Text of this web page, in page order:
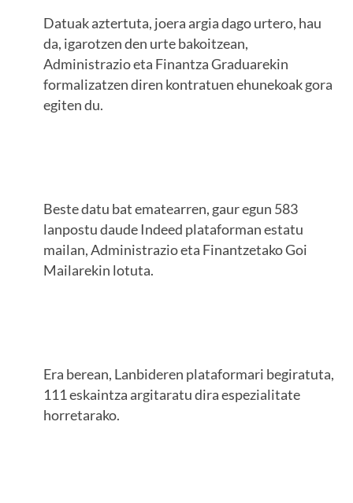
Datuak aztertuta, joera argia dago urtero, hau
da, igarotzen den urte bakoitzean,
Administrazio eta Finantza Graduarekin
formalizatzen diren kontratuen ehunekoak gora
egiten du.
Beste datu bat ematearren, gaur egun 583
lanpostu daude Indeed plataforman estatu
mailan, Administrazio eta Finantzetako Goi
Mailarekin lotuta.
Era berean, Lanbideren plataformari begiratuta,
111 eskaintza argitaratu dira espezialitate
horretarako.